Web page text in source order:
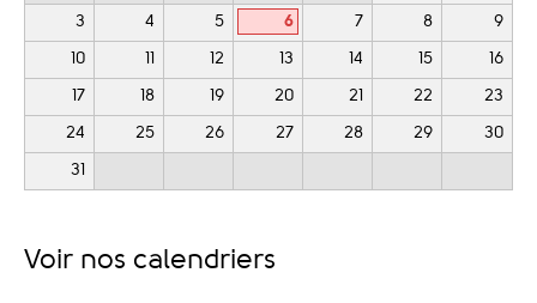
3 4 5 6 7 8 9
10 12 13 14 15 16
17 18 19 20 21 22 23
24 25 26 27 28 29 30
31
Voir nos calendriers